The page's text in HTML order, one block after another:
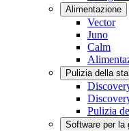
Alimentazione
Vector
Juno
Calm
Pulizia della
Pulizia
Software per la